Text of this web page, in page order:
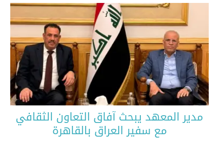
المعهد يبحث آفاق التعاون الثقافي
مع سفير العراق بالقاهرة